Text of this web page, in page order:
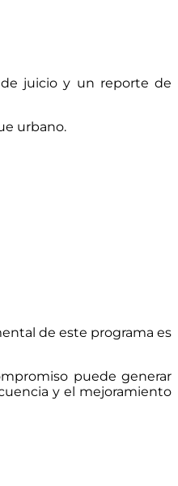
juicio y un reporte de
urbano.
de este programa es
puede generar
y el mejoramiento